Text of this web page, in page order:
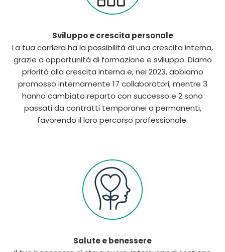
Sviluppo e crescita personale
La tua carriera ha la possibilità di una crescita interna,
grazie a opportunità di formazione e sviluppo. Diamo
priorità alla crescita interna e, nel 2023, abbiamo
promosso internamente 17 collaboratori, mentre 3
hanno cambiato reparto con successo e 2 sono
passati da contratti temporanei a permanenti,
favorendo il loro percorso professionale.
Salute e benessere